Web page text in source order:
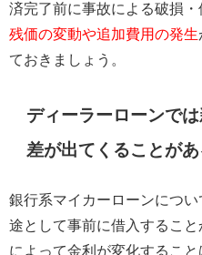
済完了前に事故による破損・
残価の変動や追加費用の発生
ておきましょう。
ディーラーローンで
差が出てくることがあ
銀行系マイカーローンにつ
途として事前に借入するこ
によって金利が変化すること